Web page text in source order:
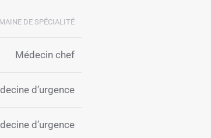
DE SPÉCIALITÉ
Médecin chef
d’urgence
d’urgence